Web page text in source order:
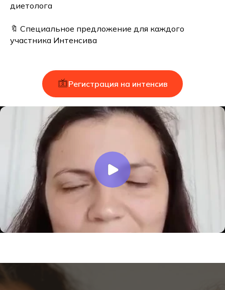
диетолога
🔖 Специальное предложение для каждого
участника Интенсива
Регистрация на интенсив